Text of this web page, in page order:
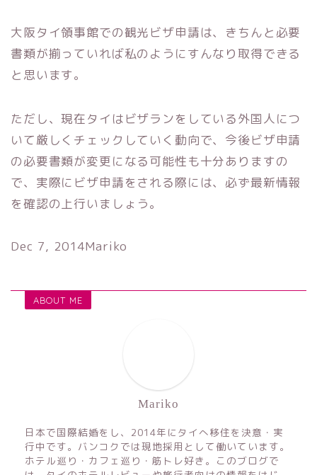
大阪タイ領事館での観光ビザ申請は、 きちんと必要
書類が揃っていれば私のようにすんなり取得できる
と 思います。
ただし、現在タイはビザランをしている外国人につ
いて厳しくチェックして いく動向で、 今後ビザ申請
の必要書類が変更になる可能性も十分ありますの
で、 実際にビザ申請をされる際には、 必ず最新情報
を確認の上行いましょう。
Dec 7, 2014Mariko
ABOUT ME
Mariko
日本で国際結婚をし、2014年にタイへ移住を決意・実
行中です。バンコクでは現地採用として働いています。
ホテル巡り・カフェ巡り・筋トレ好き。このブログで